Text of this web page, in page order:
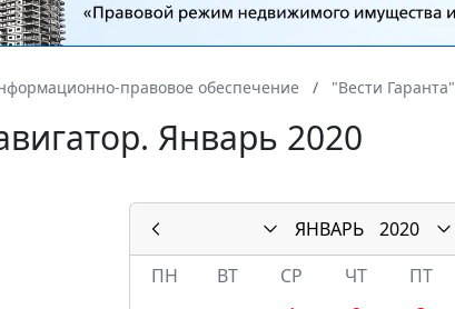
правовое обеспечение "Вести Гаранта"
Январь 2020
ЯНВАРЬ
2020
ПН
ВТ СР ЧТ ПТ